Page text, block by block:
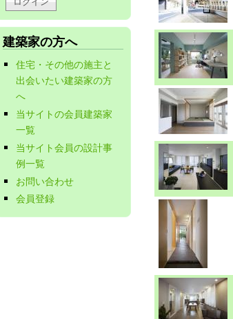
建築家の方へ
住宅・その他の施主と
出会いたい建築家の方
へ
当サイトの会員建築家
一覧
当サイト会員の設計事
例一覧
お問い合わせ
会員登録